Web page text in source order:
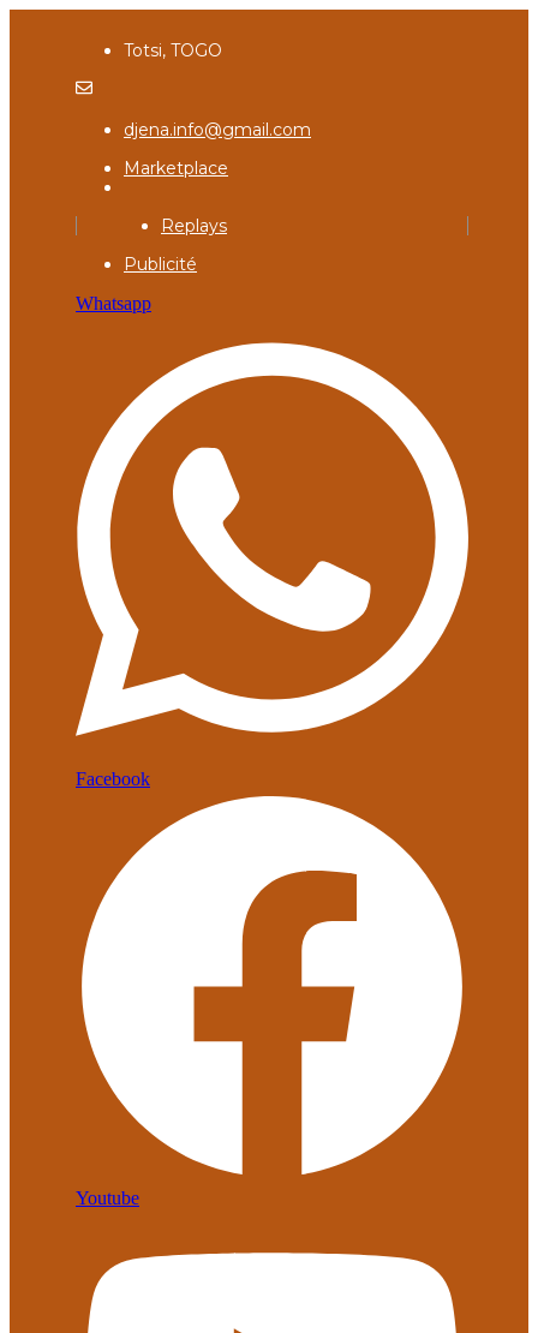
Totsi, TOGO
djena.info@gmail.com
Marketplace
Replays
Publicité
Whatsapp
Facebook
Youtube